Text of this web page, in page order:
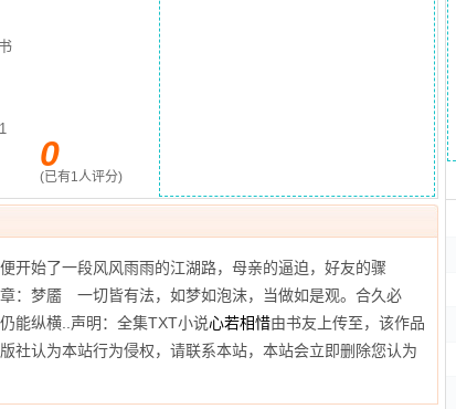
0
(已有1人评分)
开始了一段风风雨雨的江湖路，母亲的逼迫，好友的骤
：梦靥 一切皆有法，如梦如泡沫，当做如是观。合久必
能纵横..声明：全集TXT小说心若相惜由书友上传至，该作品
社认为本站行为侵权，请联系本站，本站会立即删除您认为